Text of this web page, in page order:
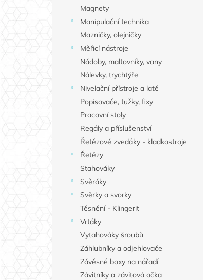
Magnety
Manipulační technika
Mazničky, olejničky
Měřicí nástroje
Nádoby, maltovníky, vany
Nálevky, trychtýře
Nivelační přístroje a latě
Popisovače, tužky, fixy
Pracovní stoly
Regály a příslušenství
Řetězové zvedáky - kladkostroje
Řetězy
Stahováky
Svěráky
Svěrky a svorky
Těsnění - Klingerit
Vrtáky
Vytahováky šroubů
Záhlubníky a odjehlovače
Závěsné boxy na nářadí
Závitníky a závitová očka